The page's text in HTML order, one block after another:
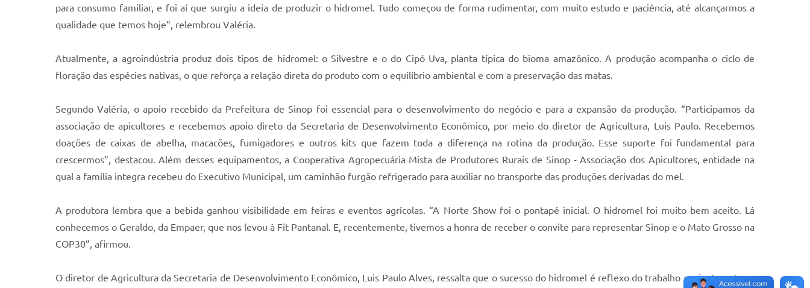
para consumo familiar, e foi aí que surgiu a ideia de produzir o hidromel. Tudo começou de forma rudimentar, com muito estudo e paciência, até alcançarmos a
qualidade que temos hoje”, relembrou Valéria.
Atualmente, a agroindústria produz dois tipos de hidromel: o Silvestre e o do Cipó Uva, planta típica do bioma amazônico. A produção acompanha o ciclo de
floração das espécies nativas, o que reforça a relação direta do produto com o equilíbrio ambiental e com a preservação das matas.
Segundo Valéria, o apoio recebido da Prefeitura de Sinop foi essencial para o desenvolvimento do negócio e para a expansão da produção. “Participamos da
associação de apicultores e recebemos apoio direto da Secretaria de Desenvolvimento Econômico, por meio do diretor de Agricultura, Luis Paulo. Recebemos
doações de caixas de abelha, macacões, fumigadores e outros kits que fazem toda a diferença na rotina da produção. Esse suporte foi fundamental para
crescermos”, destacou. Além desses equipamentos, a Cooperativa Agropecuária Mista de Produtores Rurais de Sinop - Associação dos Apicultores, entidade na
qual a família integra recebeu do Executivo Municipal, um caminhão furgão refrigerado para auxiliar no transporte das produções derivadas do mel.
A produtora lembra que a bebida ganhou visibilidade em feiras e eventos agrícolas. “A Norte Show foi o pontapé inicial. O hidromel foi muito bem aceito. Lá
conhecemos o Geraldo, da Empaer, que nos levou à Fit Pantanal. E, recentemente, tivemos a honra de receber o convite para representar Sinop e o Mato Grosso na
COP30”, afirmou.
O diretor de Agricultura da Secretaria de Desenvolvimento Econômico, Luis Paulo Alves, ressalta que o sucesso do hidromel é reflexo do trabalho conjunto entre o